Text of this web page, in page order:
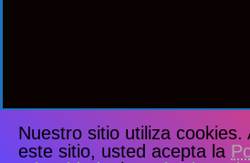
Nuestro sitio utiliza cookies.
este sitio, usted acepta la